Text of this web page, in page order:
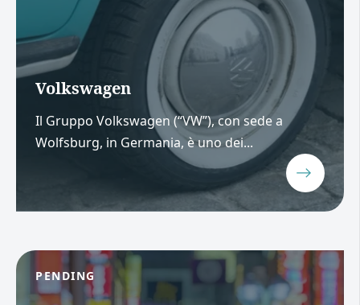
Volkswagen
Il Gruppo Volkswagen (“VW”), con sede a
Wolfsburg, in Germania, è uno dei...
PENDING